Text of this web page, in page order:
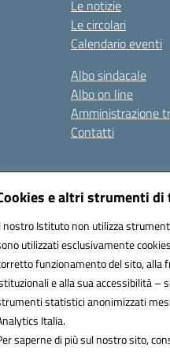
e altri strumenti di
nostro Istituto non utilizza
utilizzati esclusivamente
funzionamento del sito, alla
e alla sua accessibilità –
statistici anonimizzati
Italia.
saperne di più sul nostro sito,
Le notizie
Le circolari
Calendario eventi
Albo sindacale
Albo on line
Amministrazione
Contatti